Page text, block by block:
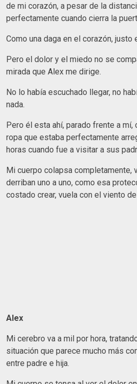
de mi corazón, a pesar de la
perfectamente cuando cierra la
Como una daga en el corazón, justo
Pero el dolor y el miedo no se
mirada que Alex me dirige.
No lo había escuchado llegar, no
nada.
Pero él esta ahí, parado frente a mí,
ropa que estaba perfectamente
horas cuando fue a visitar a sus
Mi cuerpo colapsa completamente,
derriban uno a uno, como esa
costado crear, vuela con el viento
Alex
Mi cerebro va a mil por hora,
situación que parece mucho más
entre padre e hija.